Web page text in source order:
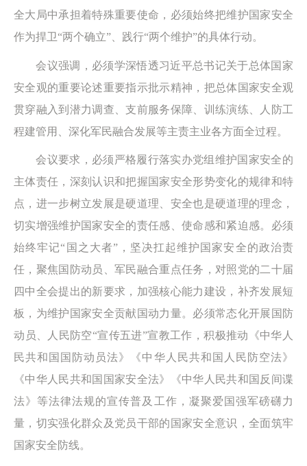
全大局中承担着特殊重要使命，必须始终把维护国家安全
作为捍卫“两个确立”、践行“两个维护”的具体行动。
会议强调，必须学深悟透习近平总书记关于总体国家
安全观的重要论述重要指示批示精神，把总体国家安全观
贯穿融入到潜力调查、支前服务保障、训练演练、人防工
程建管用、深化军民融合发展等主责主业各方面全过程。
会议要求，必须严格履行落实办党组维护国家安全的
主体责任，深刻认识和把握国家安全形势变化的规律和特
点，进一步树立发展是硬道理、安全也是硬道理的理念，
切实增强维护国家安全的责任感、使命感和紧迫感。必须
始终牢记“国之大者”，坚决扛起维护国家安全的政治责
任，聚焦国防动员、军民融合重点任务，对照党的二十届
四中全会提出的新要求，加强核心能力建设，补齐发展短
板，为维护国家安全贡献国动力量。必须常态化开展国防
动员、人民防空“宣传五进”宣教工作，积极推动《中华人
民共和国国防动员法》《中华人民共和国人民防空法》
《中华人民共和国国家安全法》《中华人民共和国反间谍
法》等法律法规的宣传普及工作，凝聚爱国强军磅礴力
量，切实强化群众及党员干部的国家安全意识，全面筑牢
国家安全防线。